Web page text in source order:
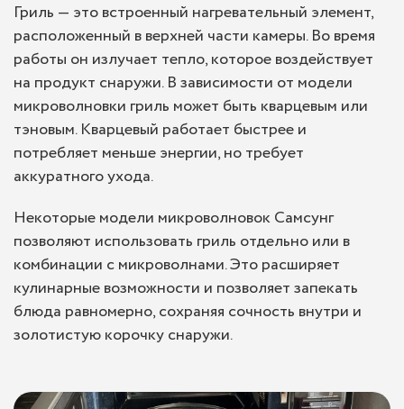
Гриль — это встроенный нагревательный элемент,
расположенный в верхней части камеры. Во время
работы он излучает тепло, которое воздействует
на продукт снаружи. В зависимости от модели
микроволновки гриль может быть кварцевым или
тэновым. Кварцевый работает быстрее и
потребляет меньше энергии, но требует
аккуратного ухода.
Некоторые модели микроволновок Самсунг
позволяют использовать гриль отдельно или в
комбинации с микроволнами. Это расширяет
кулинарные возможности и позволяет запекать
блюда равномерно, сохраняя сочность внутри и
золотистую корочку снаружи.